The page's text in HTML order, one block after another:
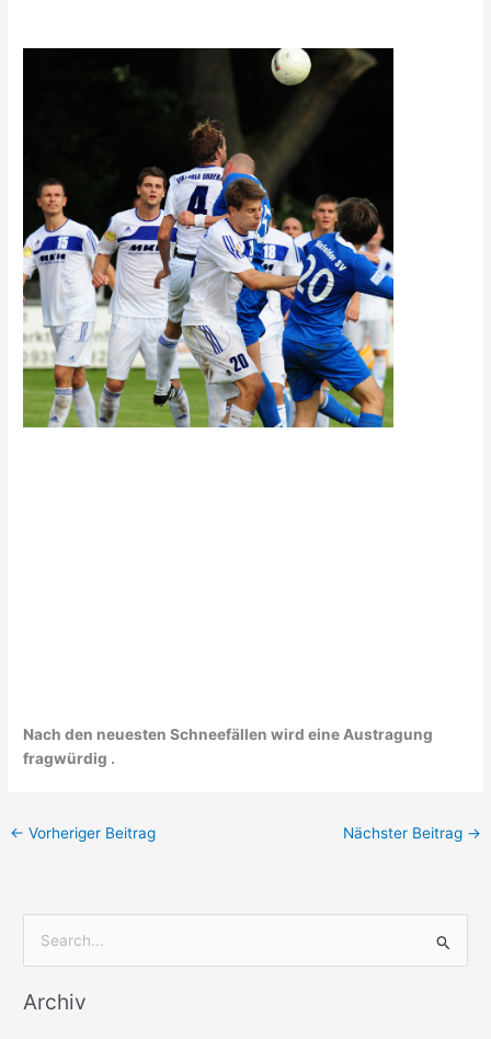
Nach den neuesten Schneefällen wird eine Austragung
fragwürdig .
← Vorheriger Beitrag Nächster Beitrag →
c
Archiv